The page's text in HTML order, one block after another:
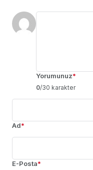
Yorumunuz*
0/30 karakter
Ad*
E-Posta*